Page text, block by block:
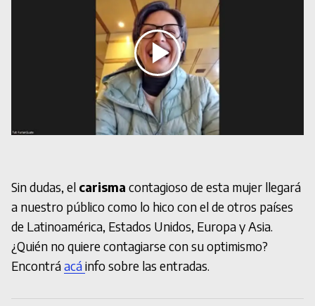
Sin dudas, el carisma contagioso de esta mujer llegará
a nuestro público como lo hico con el de otros países
de Latinoamérica, Estados Unidos, Europa y Asia.
¿Quién no quiere contagiarse con su optimismo?
Encontráacáinfo sobre las entradas.